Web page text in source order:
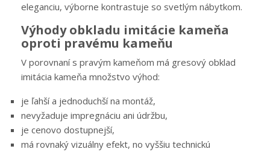
eleganciu, výborne kontrastuje so svetlým nábytkom.
Výhody obkladu imitácie kameňa
oproti pravému kameňu
V porovnaní s pravým kameňom má gresový obklad
imitácia kameňa množstvo výhod:
je ľahší a jednoduchší na montáž,
nevyžaduje impregnáciu ani údržbu,
je cenovo dostupnejší,
má rovnaký vizuálny efekt, no vyššiu technickú